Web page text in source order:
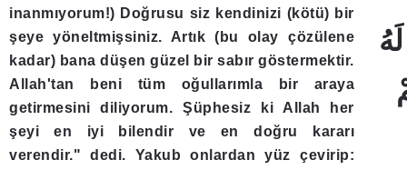
inanmıyorum!) Doğrusu siz kendinizi (kötü) bir
şeye yöneltmişsiniz. Artık (bu olay çözülene
kadar) bana düşen güzel bir sabır göstermektir.
Allah'tan beni tüm oğullarımla bir araya
getirmesini diliyorum. Şüphesiz ki Allah her
şeyi en iyi bilendir ve en doğru kararı
verendir." dedi. Yakub onlardan yüz çevirip: